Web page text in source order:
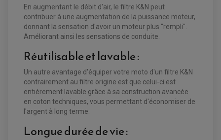
EQUIPEMENT ELECTRIQUE QUAD / SSV
ACCESSOIRES ELECTRIQUE QUAD / SSV
CHARGEUR DE BATTERIE QUAD / SSV
COMPTEUR QUAD / SSV
CONTACTEUR A CLÉ QUAD
DÉMARREUR
ECLAIRAGE LED / HALOGÈNE
STATOR ET REDRESSEUR / REGULATEUR
En augmentant le débit d'air, le filtre K&N peut
contribuer à une augmentation de la puissance moteur,
donnant la sensation d'avoir un moteur plus "rempli".
Améliorant ainsi les sensations de conduite.
Réutilisable et lavable :
Un autre avantage d'équiper votre moto d'un filtre K&N
contrairement au filtre origine est que celui-ci est
entièrement lavable grâce à sa construction avancée
en coton techniques, vous permettant d'économiser de
l'argent à long terme.
Longue durée de vie :